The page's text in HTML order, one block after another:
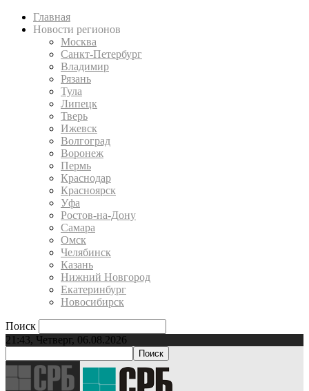
Главная
Новости регионов
Москва
Санкт-Петербург
Владимир
Рязань
Тула
Липецк
Тверь
Ижевск
Волгоград
Воронеж
Пермь
Краснодар
Красноярск
Уфа
Ростов-на-Дону
Самара
Омск
Челябинск
Казань
Нижний Новгород
Екатеринбург
Новосибирск
Поиск
21:43, Четверг, 06.08.2026